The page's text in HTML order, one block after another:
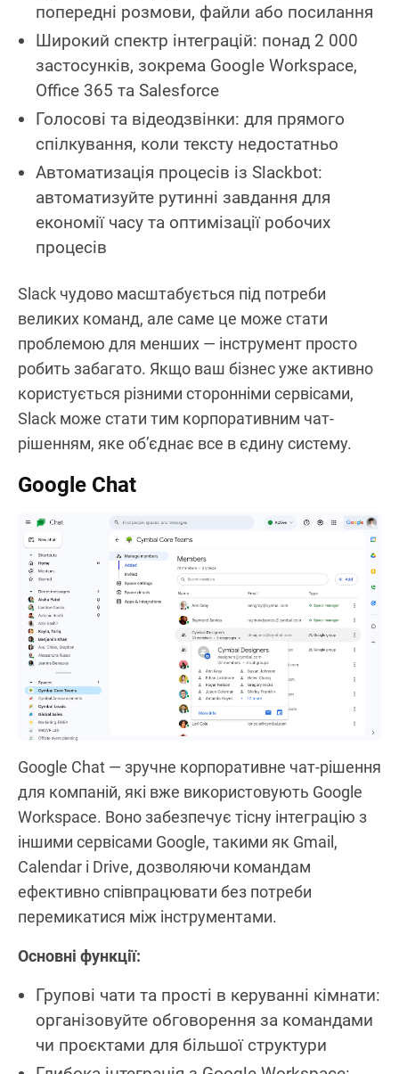
попередні розмови, файли або посилання
Широкий спектр інтеграцій: понад 2 000
застосунків, зокрема Google Workspace,
Office 365 та Salesforce
Голосові та відеодзвінки: для прямого
спілкування, коли тексту недостатньо
Автоматизація процесів із Slackbot:
автоматизуйте рутинні завдання для
економії часу та оптимізації робочих
процесів
Slack чудово масштабується під потреби
великих команд, але саме це може стати
проблемою для менших — інструмент просто
робить забагато. Якщо ваш бізнес уже активно
користується різними сторонніми сервісами,
Slack може стати тим корпоративним чат-
рішенням, яке об’єднає все в єдину систему.
Google Chat
Google Chat — зручне корпоративне чат-рішення
для компаній, які вже використовують Google
Workspace. Воно забезпечує тісну інтеграцію з
іншими сервісами Google, такими як Gmail,
Calendar і Drive, дозволяючи командам
ефективно співпрацювати без потреби
перемикатися між інструментами.
Основні функції:
Групові чати та прості в керуванні кімнати:
організовуйте обговорення за командами
чи проєктами для більшої структури